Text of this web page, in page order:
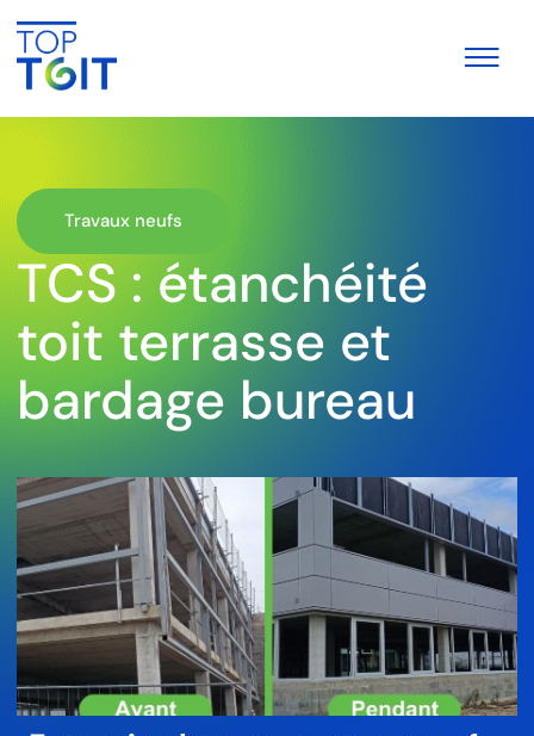
Travaux neufs
TCS : étanchéité
toit terrasse et
bardage bureau